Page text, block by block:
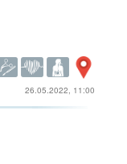
26.05.2022, 11:00